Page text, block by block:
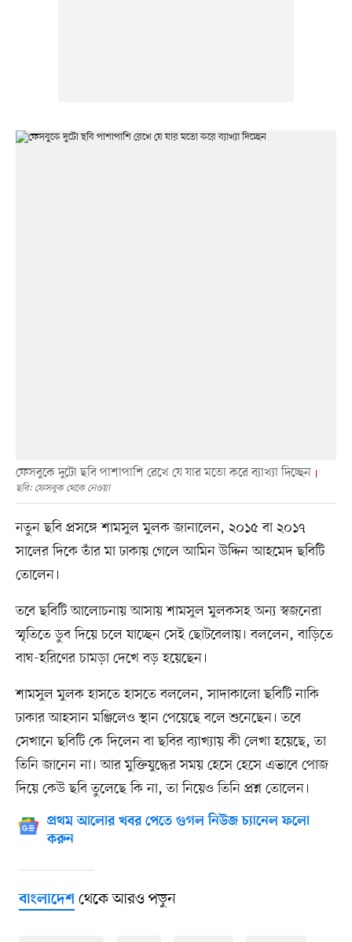
ফেসবুকে দুটো ছবি পাশাপাশি রেখে যে যার মতো করে ব্যাখ্যা দিচ্ছেন
ছবি: ফেসবুক থেকে নেওয়া
নতুন ছবি প্রসঙ্গে শামসুল মুলক জানালেন, ২০১৫ বা ২০১৭
সালের দিকে তাঁর মা ঢাকায় গেলে আমিন উদ্দিন আহমেদ ছবিটি
তোলেন।
তবে ছবিটি আলোচনায় আসায় শামসুল মুলকসহ অন্য স্বজনেরা
স্মৃতিতে ডুব দিয়ে চলে যাচ্ছেন সেই ছোটবেলায়। বললেন, বাড়িতে
বাঘ-হরিণের চামড়া দেখে বড় হয়েছেন।
শামসুল মুলক হাসতে হাসতে বললেন, সাদাকালো ছবিটি নাকি
ঢাকার আহসান মঞ্জিলেও স্থান পেয়েছে বলে শুনেছেন। তবে
সেখানে ছবিটি কে দিলেন বা ছবির ব্যাখ্যায় কী লেখা হয়েছে, তা
তিনি জানেন না। আর মুক্তিযুদ্ধের সময় হেসে হেসে এভাবে পোজ
দিয়ে কেউ ছবি তুলেছে কি না, তা নিয়েও তিনি প্রশ্ন তোলেন।
প্রথম আলোর খবর পেতে গুগল নিউজ চ্যানেল ফলো
করুন
বাংলাদেশথেকে আরও পড়ুন